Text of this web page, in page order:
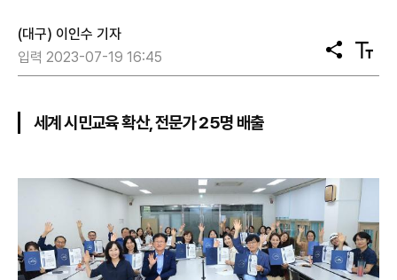
(대구) 이인수 기자
입력 2023-07-19 16:45
공
유
텍
스
세계 시민교육 확산, 전문가 25명 배출